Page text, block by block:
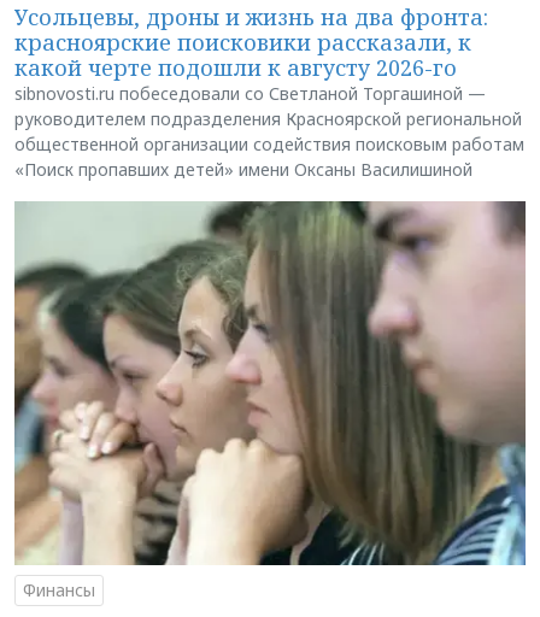
Усольцевы, дроны и жизнь на два фронта:
красноярские поисковики рассказали, к
какой черте подошли к августу 2026-го
sibnovosti.ru побеседовали со Светланой Торгашиной —
руководителем подразделения Красноярской региональной
общественной организации содействия поисковым работам
«Поиск пропавших детей» имени Оксаны Василишиной
Финансы